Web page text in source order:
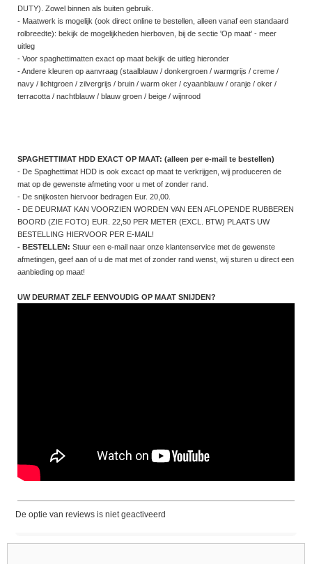
DUTY). Zowel binnen als buiten gebruik.
- Maatwerk is mogelijk (ook direct online te bestellen, alleen vanaf een standaard
rolbreedte): bekijk de mogelijkheden hierboven, bij de sectie 'Op maat' - meer
uitleg
- Voor spaghettimatten exact op maat bekijk de uitleg hieronder
- Andere kleuren op aanvraag (staalblauw / donkergroen / warmgrijs / creme /
navy / lichtgroen / zilvergrijs / bruin / warm oker / cyaanblauw / oranje / oker /
terracotta / nachtblauw / blauw groen / beige / wijnrood
SPAGHETTIMAT HDD EXACT OP MAAT: (alleen per e-mail te bestellen)
- De Spaghettimat HDD is ook excact op maat te verkrijgen, wij produceren de
mat op de gewenste afmeting voor u met of zonder rand.
- De snijkosten hiervoor bedragen Eur. 20,00.
- DE DEURMAT KAN VOORZIEN WORDEN VAN EEN AFLOPENDE RUBBEREN
BOORD (ZIE FOTO) EUR. 22,50 PER METER (EXCL. BTW) PLAATS UW
BESTELLING HIERVOOR PER E-MAIL!
- BESTELLEN: Stuur een e-mail naar onze klantenservice met de gewenste
afmetingen, geef aan of u de mat met of zonder rand wenst, wij sturen u direct een
aanbieding op maat!
UW DEURMAT ZELF EENVOUDIG OP MAAT SNIJDEN?
De optie van reviews is niet geactiveerd